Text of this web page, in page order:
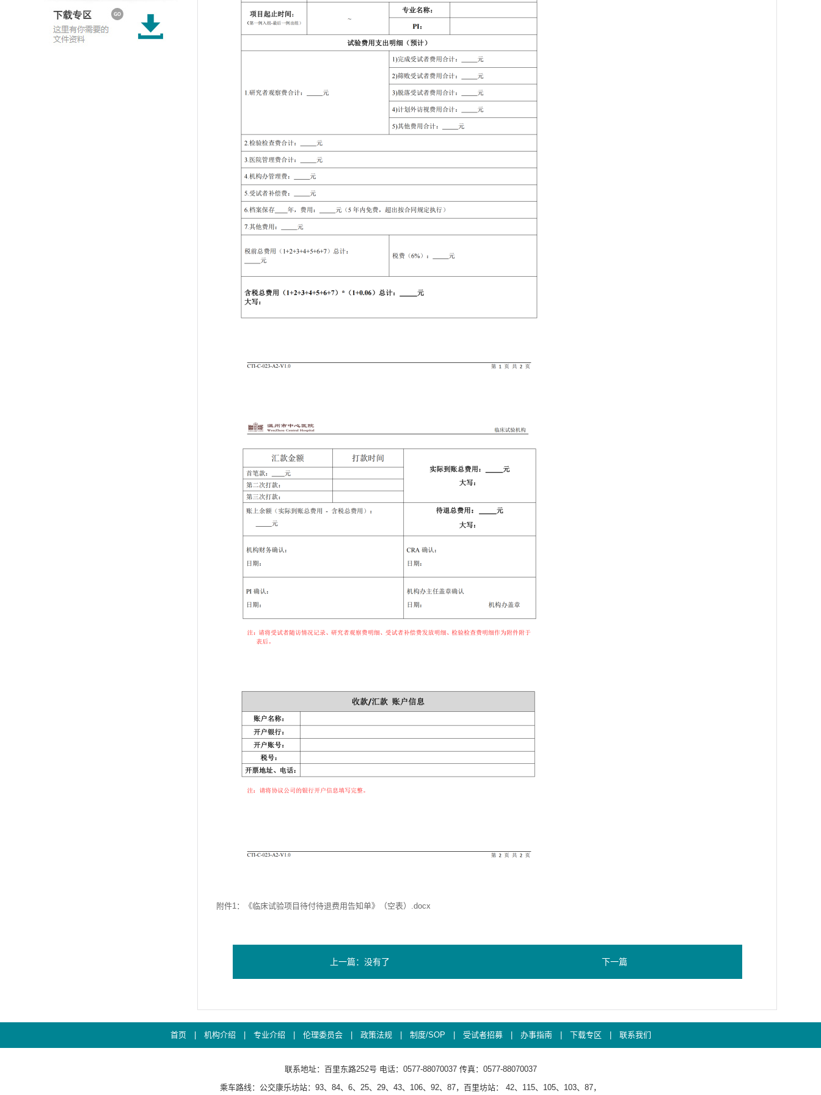
附件1： 《临床试验项目待付待退费用告知单》（空表）.docx
上一篇：没有了 下一篇
首页| 机构介绍 专业介绍 伦理委员会| 政策法规| 制度/SOP 受试者招募| 办事指南| 下载专区 联系我们
联系地址：百里东路252号 电话：0577-88070037 传真：0577-88070037
乘车路线：公交康乐坊站：93、84、6、25、29、43、106、92、87，百里坊站： 42、115、105、103、87，